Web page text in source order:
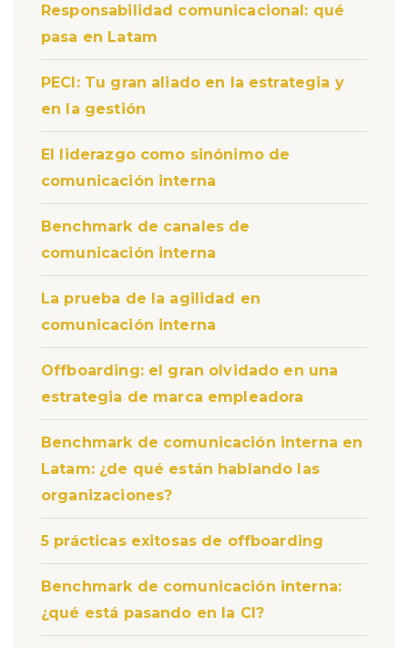
Responsabilidad comunicacional: qué
pasa en Latam
PECI: Tu gran aliado en la estrategia y
en la gestión
El liderazgo como sinónimo de
comunicación interna
Benchmark de canales de
comunicación interna
La prueba de la agilidad en
comunicación interna
Offboarding: el gran olvidado en una
estrategia de marca empleadora
Benchmark de comunicación interna en
Latam: ¿de qué están hablando las
organizaciones?
5 prácticas exitosas de offboarding
Benchmark de comunicación interna:
¿qué está pasando en la CI?